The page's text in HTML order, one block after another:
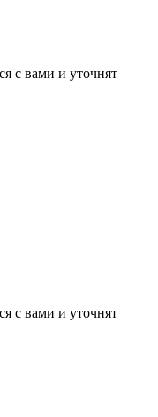
с вами и уточнят
с вами и уточнят